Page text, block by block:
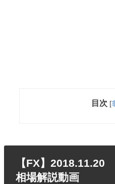
目次 [
【FX】
相場解説動画